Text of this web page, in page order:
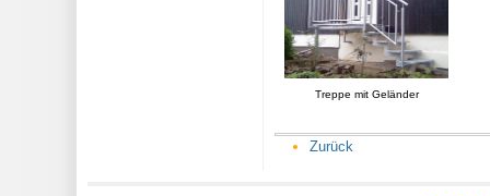
Treppe mit Geländer
Zurück